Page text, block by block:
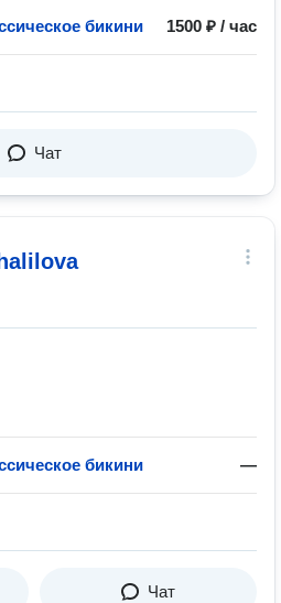
бикини 1500 ₽ / час
Чат
бикини —
Чат